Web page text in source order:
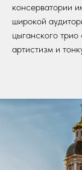
консерватории
широкой
цыганского
артистизм и